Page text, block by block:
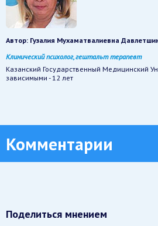
Автор: Гузалия Мухаматвалиевна
Клинический психолог, гештальт терапевт
Казанский Государственный Медицинский
зависимыми - 12 лет
Комментарии
Поделиться мнением